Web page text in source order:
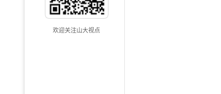
欢迎关注山大视点